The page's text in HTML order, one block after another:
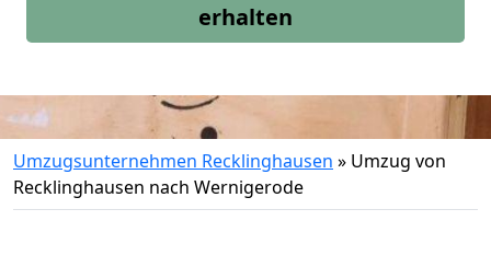
erhalten
Umzugsunternehmen Recklinghausen » Umzug von
Recklinghausen nach Wernigerode